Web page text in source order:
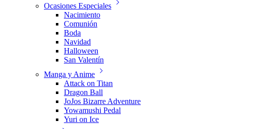
Ocasiones Especiales
Nacimiento
Comunión
Boda
Navidad
Halloween
San Valentín
Manga y Anime
Attack on Titan
Dragon Ball
JoJos Bizarre Adventure
Yowamushi Pedal
Yuri on Ice